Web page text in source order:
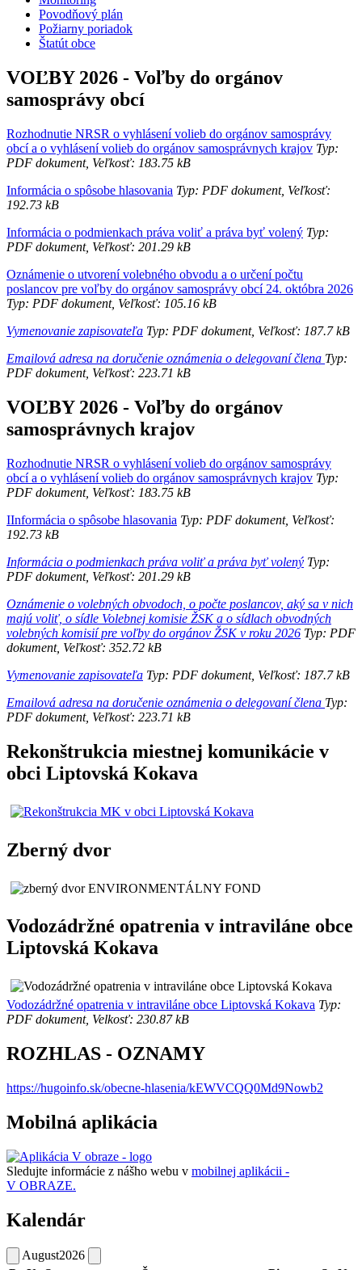
Povodňový plán
Požiarny poriadok
Štatút obce
VOĽBY 2026 - Voľby do orgánov
samosprávy obcí
Rozhodnutie NRSR o vyhlásení volieb do orgánov samosprávy
obcí a o vyhlásení volieb do orgánov samosprávnych krajov Typ:
PDF dokument, Veľkosť: 183.75 kB
Informácia o spôsobe hlasovania Typ: PDF dokument, Veľkosť:
192.73 kB
Informácia o podmienkach práva voliť a práva byť volený Typ:
PDF dokument, Veľkosť: 201.29 kB
Oznámenie o utvorení volebného obvodu a o určení počtu
poslancov pre voľby do orgánov samosprávy obcí 24. októbra 2026
Typ: PDF dokument, Veľkosť: 105.16 kB
Vymenovanie zapisovateľa Typ: PDF dokument, Veľkosť: 187.7 kB
Emailová adresa na doručenie oznámenia o delegovaní člena Typ:
PDF dokument, Veľkosť: 223.71 kB
VOĽBY 2026 - Voľby do orgánov
samosprávnych krajov
Rozhodnutie NRSR o vyhlásení volieb do orgánov samosprávy
obcí a o vyhlásení volieb do orgánov samosprávnych krajov Typ:
PDF dokument, Veľkosť: 183.75 kB
IInformácia o spôsobe hlasovania Typ: PDF dokument, Veľkosť:
192.73 kB
Informácia o podmienkach práva voliť a práva byť volený Typ:
PDF dokument, Veľkosť: 201.29 kB
Oznámenie o volebných obvodoch, o počte poslancov, aký sa v nich
majú voliť, o sídle Volebnej komisie ŽSK a o sídlach obvodných
volebných komisií pre voľby do orgánov ŽSK v roku 2026 Typ: PDF
dokument, Veľkosť: 352.72 kB
Vymenovanie zapisovateľa Typ: PDF dokument, Veľkosť: 187.7 kB
Emailová adresa na doručenie oznámenia o delegovaní člena Typ:
PDF dokument, Veľkosť: 223.71 kB
Rekonštrukcia miestnej komunikácie v
obci Liptovská Kokava
Zberný dvor
Vodozádržné opatrenia v intraviláne obce
Liptovská Kokava
Vodozádržné opatrenia v intraviláne obce Liptovská Kokava Typ:
PDF dokument, Velkosť: 230.87 kB
ROZHLAS - OZNAMY
https://hugoinfo.sk/obecne-hlasenia/kEWVCQQ0Md9Nowb2
Mobilná aplikácia
Sledujte informácie z nášho webu v mobilnej aplikácii -
V OBRAZE.
Kalendár
August2026